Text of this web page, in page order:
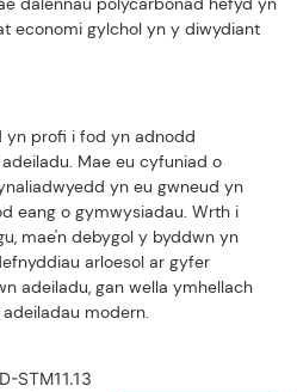
economi gylchol yn y diwydiant
yn profi i fod yn adnodd
Mae eu cyfuniad o
yn eu gwneud yn
eang o gymwysiadau. Wrth i
mae'n debygol y byddwn yn
arloesol ar gyfer
adeiladu, gan wella ymhellach
modern.
STM11.13